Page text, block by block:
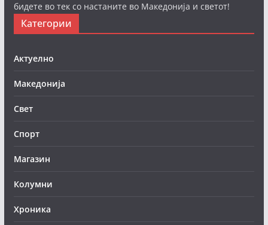
бидете во тек со настаните во Македонија и светот!
Категории
Актуелно
Македонија
Свет
Спорт
Магазин
Колумни
Хроника